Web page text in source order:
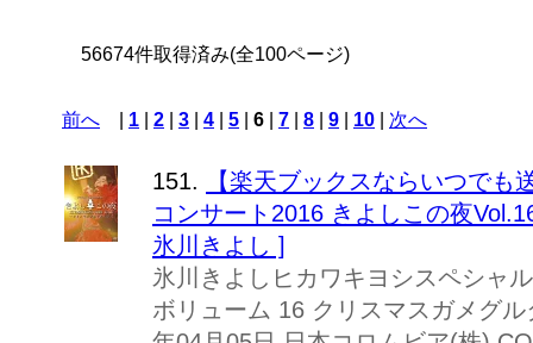
56674件取得済み(全100ページ)
前へ 1 2 3 4 5 6 7 8 9 10 次へ
151.
【楽天ブックスならいつで
コンサート2016 きよしこの夜
氷川きよし ]
氷川きよしヒカワキヨシスペシャ
ボリューム 16 クリスマスガメグ